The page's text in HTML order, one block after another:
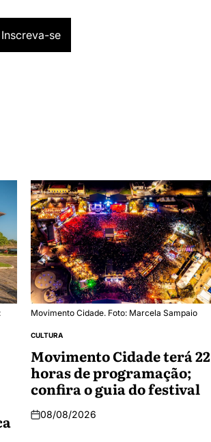
Movimento Cidade. Foto: Marcela Sampaio
CULTURA
Movimento Cidade terá 22
horas de programação;
confira o guia do festival
08/08/2026